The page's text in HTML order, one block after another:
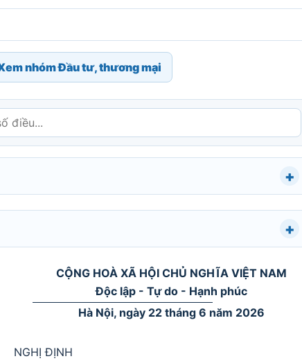
nhóm Đầu tư, thương mại
CỘNG HOÀ XÃ HỘI CHỦ NGHĨA VIỆT NAM
Độc lập - Tự do - Hạnh phúc
Hà Nội, ngày 22 tháng 6 năm 2026
NGHỊ ĐỊNH